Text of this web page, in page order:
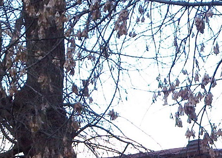
Перейти к основному содержанию